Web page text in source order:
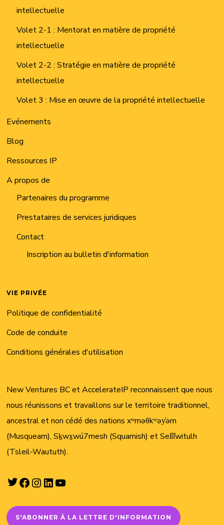
intellectuelle
Volet 2-1 : Mentorat en matière de propriété
intellectuelle
Volet 2-2 : Stratégie en matière de propriété
intellectuelle
Volet 3 : Mise en œuvre de la propriété intellectuelle
Evénements
Blog
Ressources IP
A propos de
Partenaires du programme
Prestataires de services juridiques
Contact
Inscription au bulletin d'information
VIE PRIVÉE
Politique de confidentialité
Code de conduite
Conditions générales d'utilisation
New Ventures BC et AccelerateIP reconnaissent que nous
nous réunissons et travaillons sur le territoire traditionnel,
ancestral et non cédé des nations xʷməθkʷəy̓əm
(Musqueam), Sḵwx̱wú7mesh (Squamish) et Sel̓íl̓witulh
(Tsleil-Waututh).
Twitter
Facebook
Instagram
LinkedIn
S'ABONNER À LA LETTRE D'INFORMATION